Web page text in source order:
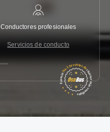
Conductores profesionales
Servicios de conducto